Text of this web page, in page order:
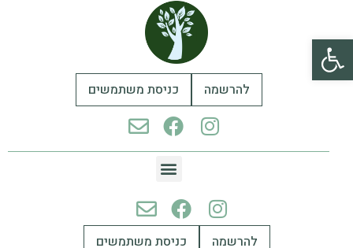
פתח סרגל נגישות
להרשמה כניסת משתמשים
להרשמה כניסת משתמשים